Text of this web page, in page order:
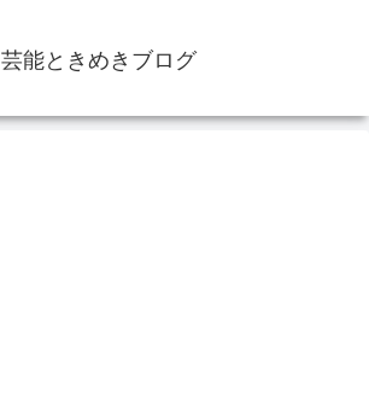
芸能ときめきブログ